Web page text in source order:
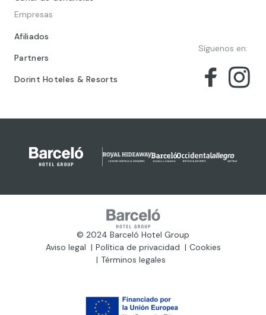
Empresas
Afiliados
Partners
Dorint Hoteles & Resorts
Síguenos en:
© 2024 Barceló Hotel Group
Aviso legal
Política de privacidad
Cookies
Términos legales